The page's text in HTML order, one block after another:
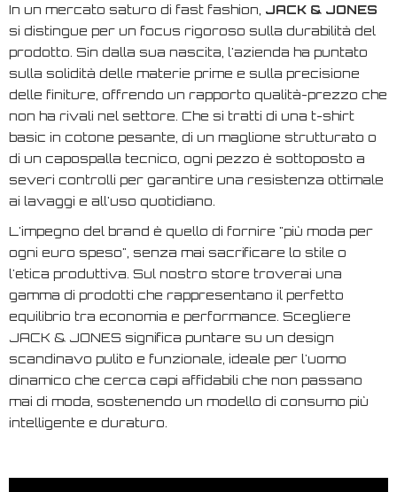
In un mercato saturo di fast fashion JACK & JONES
si distingue per un focus rigoroso sulla durabilità del
prodotto. Sin dalla sua nascita, l'azienda ha puntato
sulla solidità delle materie prime e sulla precisione
delle finiture, offrendo un rapporto qualità-prezzo che
non ha rivali nel settore. Che si tratti di una t-shirt
basic in cotone pesante, di un maglione strutturato o
di un capospalla tecnico, ogni pezzo è sottoposto a
severi controlli per garantire una resistenza ottimale
ai lavaggi e all'uso quotidiano.
L'impegno del brand è quello di fornire "più moda per
ogni euro speso", senza mai sacrificare lo stile o
l'etica produttiva. Sul nostro store troverai una
gamma di prodotti che rappresentano il perfetto
equilibrio tra economia e performance. Scegliere
JACK & JONES significa puntare su un design
scandinavo pulito e funzionale, ideale per l'uomo
dinamico che cerca capi affidabili che non passano
mai di moda, sostenendo un modello di consumo più
intelligente e duraturo.